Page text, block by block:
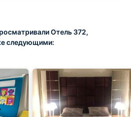
Отель 372,
следующими: